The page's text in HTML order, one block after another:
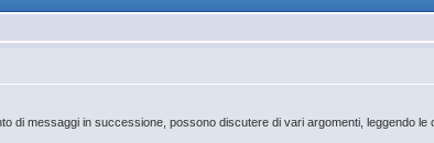
di messaggi in successione, possono discutere di vari argomenti, leggendo le